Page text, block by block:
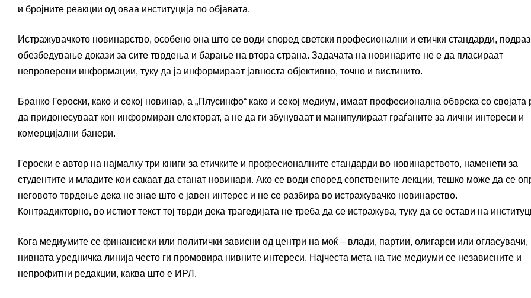
и бројните реакции од оваа институција по објавата.
Истражувачкото новинарство, особено она што се води според светски професионални и етички стандарди,
обезбедување докази за сите тврдења и барање на втора страна. Задачата на новинарите не е да пласираат
непроверени информации, туку да ја информираат јавноста објективно, точно и вистинито.
Бранко Героски, како и секој новинар, а „Плусинфо“ како и секој медиум, имаат професионална обврска со својата
да придонесуваат кон информиран електорат, а не да ги збунуваат и манипулираат граѓаните за лични интереси и
комерцијални банери.
Героски е автор на најмалку три книги за етичките и професионалните стандарди во новинарството, наменети за
студентите и младите кои сакаат да станат новинари. Ако се води според сопствените лекции, тешко може да се
неговото тврдење дека не знае што е јавен интерес и не се разбира во истражувачко новинарство.
Контрадикторно, во истиот текст тој тврди дека трагедијата не треба да се истражува, туку да се остави на
Кога медиумите се финансиски или политички зависни од центри на моќ – влади, партии, олигарси или огласувачи,
нивната уредничка линија често ги промовира нивните интереси. Најчеста мета на тие медиуми се независните и
непрофитни редакции, каква што е ИРЛ.